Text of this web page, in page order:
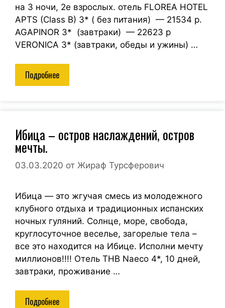
на 3 ночи, 2е взрослых. отель FLOREA HOTEL
APTS (Class B) 3* ( без питания) — 21534 р.
AGAPINOR 3* (завтраки) — 22623 р
VERONICA 3* (завтраки, обеды и ужины) …
Подробнее
Ибица – остров наслаждений, остров
мечты.
03.03.2020 от Жираф Турсферович
Ибица — это жгучая смесь из молодежного
клубного отдыха и традиционных испанских
ночных гуляний. Солнце, море, свобода,
круглосуточное веселье, загорелые тела –
все это находится на Ибице. Исполни мечту
миллионов!!!! Отель THB Naeco 4*, 10 дней,
завтраки, проживание …
Подробнее